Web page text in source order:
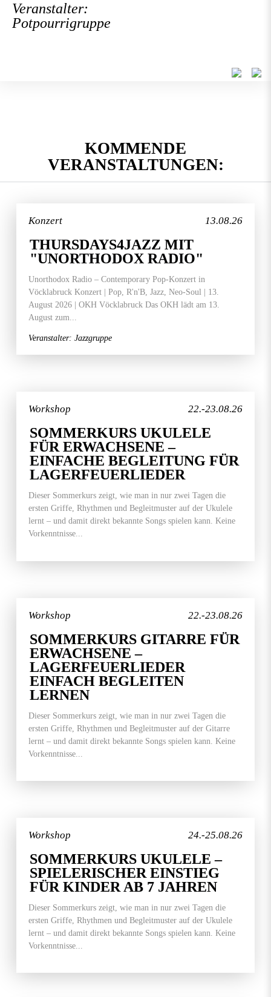
Veranstalter:
Potpourrigruppe
KOMMENDE
VERANSTALTUNGEN:
13.08.26
Konzert
THURSDAYS4JAZZ MIT
"UNORTHODOX RADIO"
Unorthodox Radio – Contemporary Pop-Konzert in
Vöcklabruck Konzert | Pop, R'n'B, Jazz, Neo-Soul | 13.
August 2026 | OKH Vöcklabruck Das OKH lädt am 13.
August zum...
Veranstalter: Jazzgruppe
22.-23.08.26
Workshop
SOMMERKURS UKULELE
FÜR ERWACHSENE –
EINFACHE BEGLEITUNG FÜR
LAGERFEUERLIEDER
Dieser Sommerkurs zeigt, wie man in nur zwei Tagen die
ersten Griffe, Rhythmen und Begleitmuster auf der Ukulele
lernt – und damit direkt bekannte Songs spielen kann. Keine
Vorkenntnisse...
22.-23.08.26
Workshop
SOMMERKURS GITARRE FÜR
ERWACHSENE –
LAGERFEUERLIEDER
EINFACH BEGLEITEN
LERNEN
Dieser Sommerkurs zeigt, wie man in nur zwei Tagen die
ersten Griffe, Rhythmen und Begleitmuster auf der Gitarre
lernt – und damit direkt bekannte Songs spielen kann. Keine
Vorkenntnisse...
24.-25.08.26
Workshop
SOMMERKURS UKULELE –
SPIELERISCHER EINSTIEG
FÜR KINDER AB 7 JAHREN
Dieser Sommerkurs zeigt, wie man in nur zwei Tagen die
ersten Griffe, Rhythmen und Begleitmuster auf der Ukulele
lernt – und damit direkt bekannte Songs spielen kann. Keine
Vorkenntnisse...